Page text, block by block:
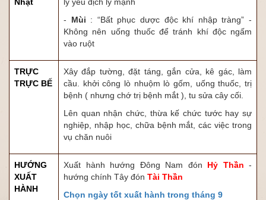
- Mùi : “Bất phục dược độc khí nhập tràng” -
Không nên uống thuốc để tránh khí độc ngấm
vào ruột
TRỰC
TRỰC BẾ
Xây đắp tường, đặt táng, gắn cửa, kê gác, làm
cầu. khởi công lò nhuộm lò gốm, uống thuốc, trị
bệnh ( nhưng chớ trị bệnh mắt ), tu sửa cây cối.
Lên quan nhận chức, thừa kế chức tước hay sự
nghiệp, nhập học, chữa bệnh mắt, các việc trong
vụ chăn nuôi
HƯỚNG
XUẤT
HÀNH
Xuất hành hướng Đông Nam đón Hỷ Thần -
hướng chính Tây đón Tài Thần
Chọn ngày tốt xuất hành trong tháng 9